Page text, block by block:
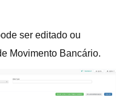
ser editado ou
Movimento Bancário.